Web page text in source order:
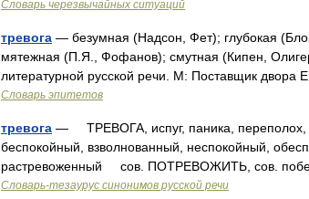
Словарь черезвычайных ситуаций
тревога — безумная (Надсон, Фет); глубокая
мятежная (П.Я., Фофанов); смутная (Кипен,
литературной русской речи. М: Поставщик двора
Словарь эпитетов
тревога — ТРЕВОГА, испуг, паника,
беспокойный, взволнованный, неспокойный,
растревоженный сов. ПОТРЕВОЖИТЬ, сов.
Словарь-тезаурус синонимов русской речи